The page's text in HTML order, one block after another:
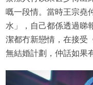
嘅一段情。當時王宗堯
水」，自己都係透過睇
潔都冇新戀情，在接受
無結婚計劃，仲話如果